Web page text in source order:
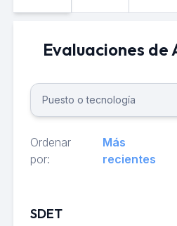
Evaluaciones de
Ordenar
por:
Más
recientes
SDET